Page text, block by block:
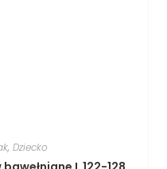
, Dziecko